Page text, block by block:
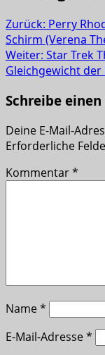
Zurück: Perry
Schirm (Verena
Weiter: Star Trek
Gleichgewicht
Schreibe
Deine E-Mail-
Erforderliche
Kommentar*
Name*
E-Mail-Adresse*